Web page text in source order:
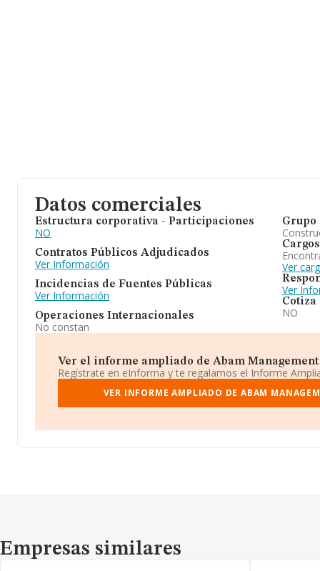
Datos comerciales
Estructura corporativa - Participaciones
NO
Contratos Públicos Adjudicados
Ver Información
Incidencias de Fuentes Públicas
Ver Información
Operaciones Internacionales
No constan
Grupo
Cargos
Ver
Ver
Cotiza
NO
Ver el informe ampliado de Abam Management
Regístrate en eInforma y te regalamos el Informe
VER INFORME AMPLIADO DE ABAM
Empresas similares
Empresas similares